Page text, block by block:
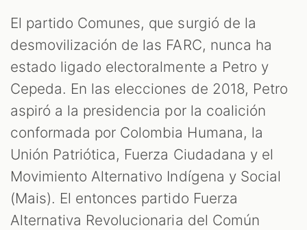
El partido Comunes, que surgió de la
desmovilización de las FARC, nunca ha
estado ligado electoralmente a Petro y
Cepeda. En las elecciones de 2018, Petro
aspiró a la presidencia por la coalición
conformada por Colombia Humana, la
Unión Patriótica, Fuerza Ciudadana y el
Movimiento Alternativo Indígena y Social
(Mais). El entonces partido Fuerza
Alternativa Revolucionaria del Común